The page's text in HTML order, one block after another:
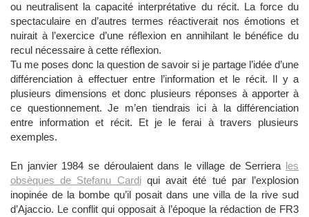
ou neutralisent la capacité interprétative du récit. La force du
spectaculaire en d’autres termes réactiverait nos émotions et
nuirait à l’exercice d’une réflexion en annihilant le bénéfice du
recul nécessaire à cette réflexion.
Tu me poses donc la question de savoir si je partage l’idée d’une
différenciation à effectuer entre l’information et le récit. Il y a
plusieurs dimensions et donc plusieurs réponses à apporter à
ce questionnement. Je m’en tiendrais ici à la différenciation
entre information et récit. Et je le ferai à travers plusieurs
exemples.
En janvier 1984 se déroulaient dans le village de Serriera les
obsèques de Stefanu Cardiqui avait été tué par l’explosion
inopinée de la bombe qu’il posait dans une villa de la rive sud
d’Ajaccio. Le conflit qui opposait à l’époque la rédaction de FR3